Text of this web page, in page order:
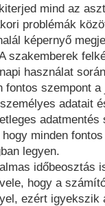
mind az
problémák
képernyő
szakemberek
használat
fontos szempont
adatait
minden
legyen.
időbeosztás
hogy a
ezért igyekszik